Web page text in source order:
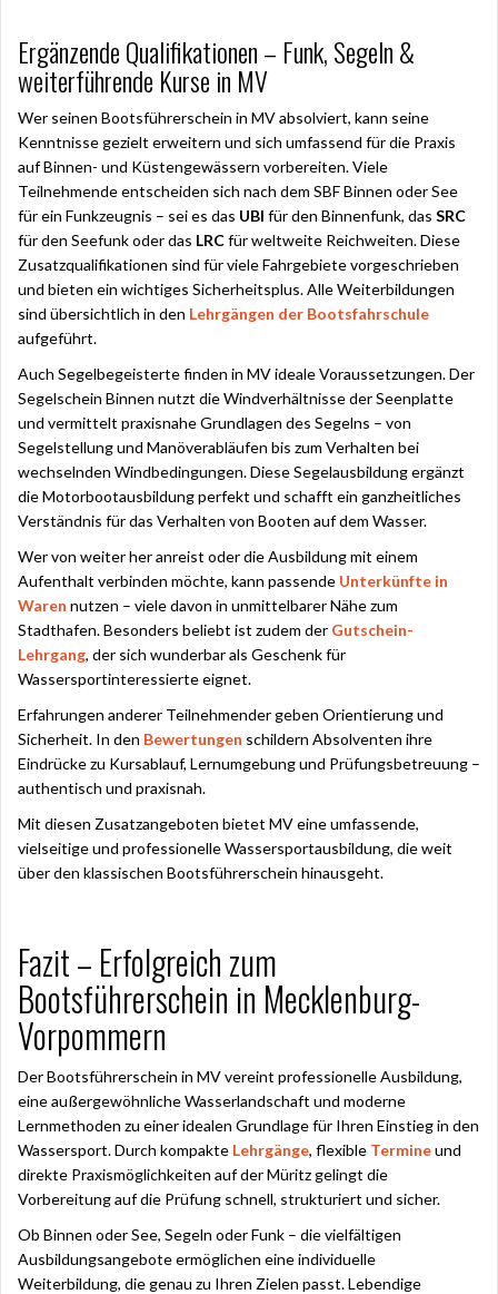
Ergänzende Qualifikationen – Funk, Segeln &
weiterführende Kurse in MV
Wer seinen Bootsführerschein in MV absolviert, kann seine
Kenntnisse gezielt erweitern und sich umfassend für die Praxis
auf Binnen- und Küstengewässern vorbereiten. Viele
Teilnehmende entscheiden sich nach dem SBF Binnen oder See
für ein Funkzeugnis – sei es das UBI für den Binnenfunk, das SRC
für den Seefunk oder das LRCfür weltweite Reichweiten. Diese
Zusatzqualifikationen sind für viele Fahrgebiete vorgeschrieben
und bieten ein wichtiges Sicherheitsplus. Alle Weiterbildungen
sind übersichtlich in den Lehrgängen der Bootsfahrschule
aufgeführt.
Auch Segelbegeisterte finden in MV ideale Voraussetzungen. Der
Segelschein Binnen nutzt die Windverhältnisse der Seenplatte
und vermittelt praxisnahe Grundlagen des Segelns – von
Segelstellung und Manöverabläufen bis zum Verhalten bei
wechselnden Windbedingungen. Diese Segelausbildung ergänzt
die Motorbootausbildung perfekt und schafft ein ganzheitliches
Verständnis für das Verhalten von Booten auf dem Wasser.
Wer von weiter her anreist oder die Ausbildung mit einem
Aufenthalt verbinden möchte, kann passende Unterkünfte in
Waren nutzen – viele davon in unmittelbarer Nähe zum
Stadthafen. Besonders beliebt ist zudem der Gutschein-
Lehrgang, der sich wunderbar als Geschenk für
Wassersportinteressierte eignet.
Erfahrungen anderer Teilnehmender geben Orientierung und
Sicherheit. In den Bewertungen schildern Absolventen ihre
Eindrücke zu Kursablauf, Lernumgebung und Prüfungsbetreuung –
authentisch und praxisnah.
Mit diesen Zusatzangeboten bietet MV eine umfassende,
vielseitige und professionelle Wassersportausbildung, die weit
über den klassischen Bootsführerschein hinausgeht.
Fazit – Erfolgreich zum
Bootsführerschein in Mecklenburg-
Vorpommern
Der Bootsführerschein in MV vereint professionelle Ausbildung,
eine außergewöhnliche Wasserlandschaft und moderne
Lernmethoden zu einer idealen Grundlage für Ihren Einstieg in den
Wassersport. Durch kompakte Lehrgänge, flexible Termineund
direkte Praxismöglichkeiten auf der Müritz gelingt die
Vorbereitung auf die Prüfung schnell, strukturiert und sicher.
Ob Binnen oder See, Segeln oder Funk – die vielfältigen
Ausbildungsangebote ermöglichen eine individuelle
Weiterbildung, die genau zu Ihren Zielen passt. Lebendige